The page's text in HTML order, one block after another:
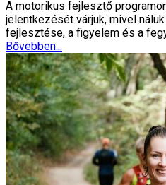
A motorikus fejlesztő
jelentkezését várjuk, mivel
fejlesztése, a figyelem és a
Bővebben...